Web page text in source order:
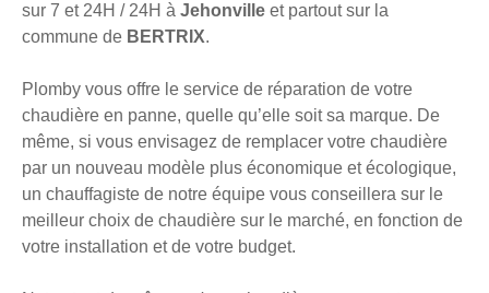
sur 7 et 24H / 24H à Jehonville et partout sur la
commune de BERTRIX.
Plomby vous offre le service de réparation de votre
chaudière en panne, quelle qu’elle soit sa marque. De
même, si vous envisagez de remplacer votre chaudière
par un nouveau modèle plus économique et écologique,
un chauffagiste de notre équipe vous conseillera sur le
meilleur choix de chaudière sur le marché, en fonction de
votre installation et de votre budget.